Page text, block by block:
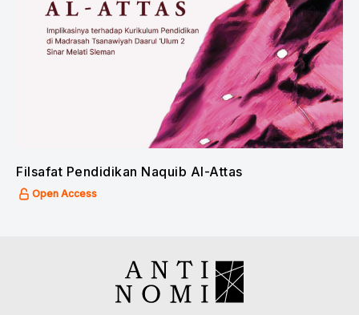
Filsafat Pendidikan Naquib Al-Attas
Open Access